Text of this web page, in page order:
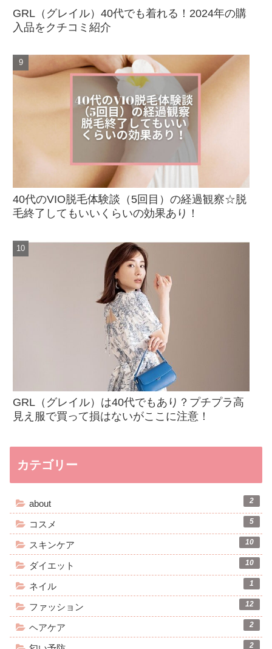
GRL（グレイル）40代でも着れる！2024年の購
入品をクチコミ紹介
40代のVIO脱毛体験談（5回目）の経過観察☆脱
毛終了してもいいくらいの効果あり！
GRL（グレイル）は40代でもあり？プチプラ高
見え服で買って損はないがここに注意！
カテゴリー
about 2
コスメ 5
スキンケア 10
ダイエット 10
ネイル 1
ファッション 12
ヘアケア 2
2